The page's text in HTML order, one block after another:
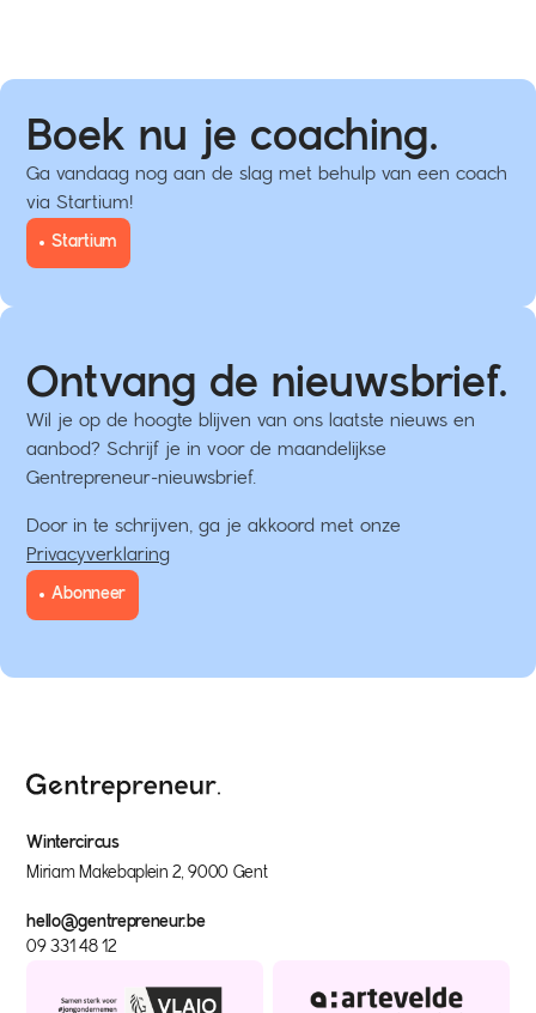
Boek nu je coaching.
Ga vandaag nog aan de slag met behulp van een coach
via Startium!
Startium
Ontvang de nieuwsbrief.
Wil je op de hoogte blijven van ons laatste nieuws en
aanbod? Schrijf je in voor de maandelijkse
Gentrepreneur-nieuwsbrief.
Door in te schrijven, ga je akkoord met onze
Privacyverklaring
Abonneer
Wintercircus
Miriam Makebaplein 2, 9000 Gent
hello@gentrepreneur.be
09 331 48 12